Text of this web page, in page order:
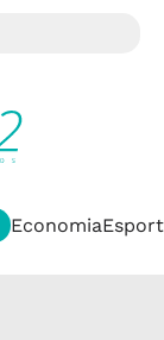
Economia